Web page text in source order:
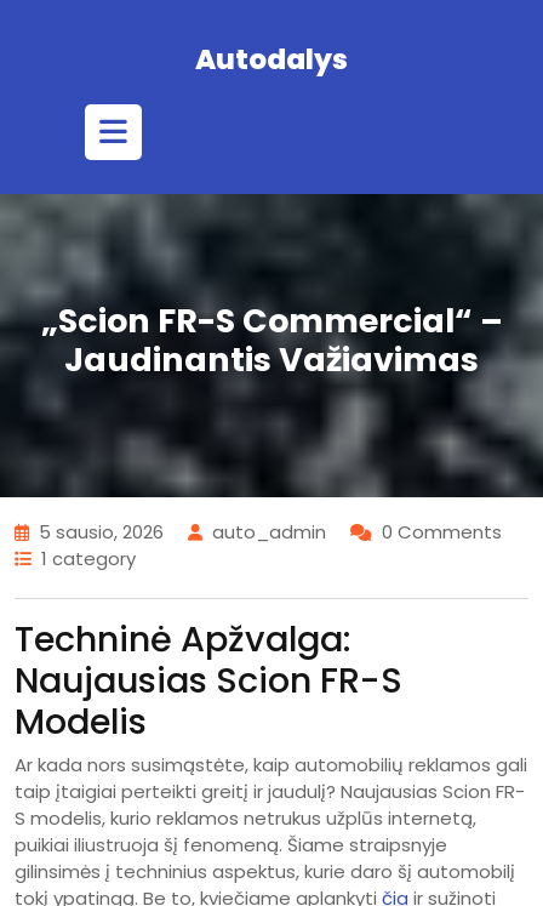
Autodalys
Open
Button
„Scion FR-S Commercial“ –
Jaudinantis Važiavimas
5 sausio, 2026 auto_admin
0 Comments
1 category
Techninė Apžvalga:
Naujausias Scion FR-S
Modelis
Ar kada nors susimąstėte, kaip automobilių reklamos gali
taip įtaigiai perteikti greitį ir jaudulį? Naujausias Scion FR-
S modelis, kurio reklamos netrukus užplūs internetą,
puikiai iliustruoja šį fenomeną. Šiame straipsnyje
gilinsimės į techninius aspektus, kurie daro šį automobilį
tokį ypatingą. Be to, kviečiame aplankyti čia ir sužinoti